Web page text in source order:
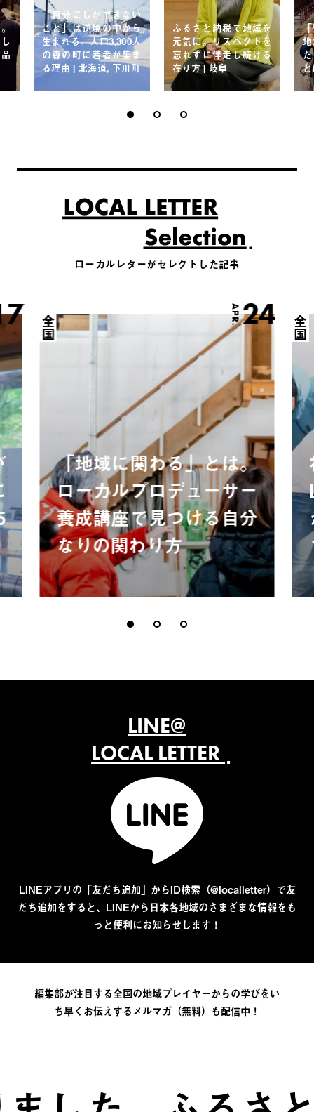
「自分にしかできない
こと」は逆境の中から
生まれる。人口3,300人
の森の町に若者が集ま
る理由 | 北海道, 下川町
ふるさと納税で地域を
元気に。リスペクトを
忘れずに伴走し続ける
在り方 | 岐阜
ローカルレターがセレクトした記事
APR.24
全国
「地域に関わる」とは。
ローカルプロデューサー
養成講座で見つける自分
なりの関わり方
全国
LINE@
LOCAL LETTER
LINEアプリの「友だち追加」からID検索（@localletter）で友
だち追加をすると、LINEから日本各地域のさまざまな情報をも
っと便利にお知らせします！
編集部が注目する全国の地域プレイヤーからの学びをい
ち早くお伝えするメルマガ（無料）も配信中！